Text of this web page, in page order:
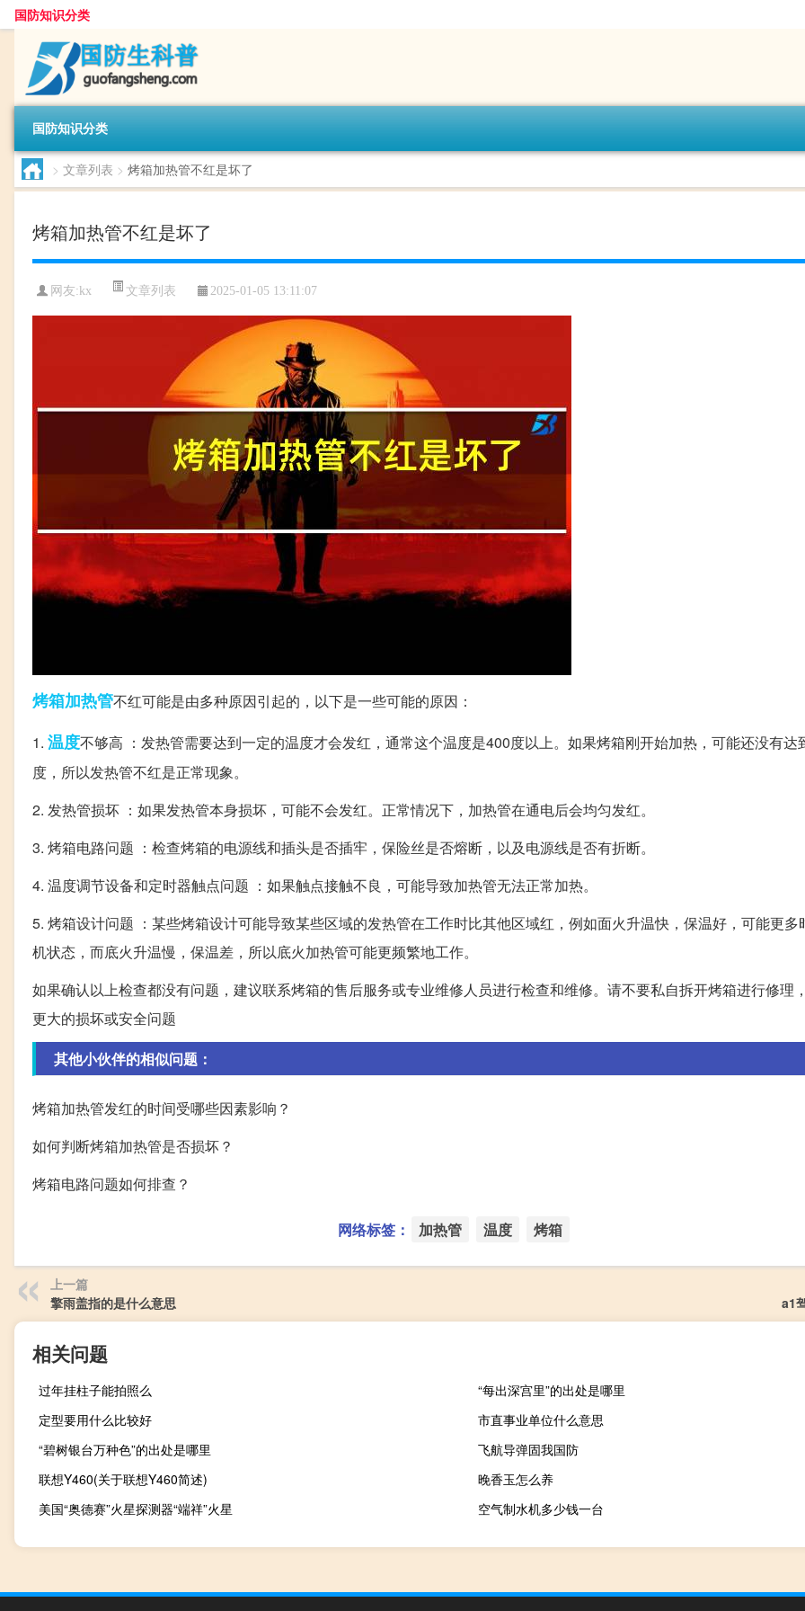
国防知识分类
国防知识分类
> 文章列表 > 烤箱加热管不红是坏了
烤箱加热管不红是坏了
网友:kx 文章列表 2025-01-05 13:11:07
烤箱加热管不红可能是由多种原因引起的，以下是一些可能的原因：
1. 温度不够高 ：发热管需要达到一定的温度才会发红，通常这个温度是400度以上。如果烤箱刚开始加热，可能还没有达
度，所以发热管不红是正常现象。
2. 发热管损坏 ：如果发热管本身损坏，可能不会发红。正常情况下，加热管在通电后会均匀发红。
3. 烤箱电路问题 ：检查烤箱的电源线和插头是否插牢，保险丝是否熔断，以及电源线是否有折断。
4. 温度调节设备和定时器触点问题 ：如果触点接触不良，可能导致加热管无法正常加热。
5. 烤箱设计问题 ：某些烤箱设计可能导致某些区域的发热管在工作时比其他区域红，例如面火升温快，保温好，可能更多
机状态，而底火升温慢，保温差，所以底火加热管可能更频繁地工作。
如果确认以上检查都没有问题，建议联系烤箱的售后服务或专业维修人员进行检查和维修。请不要私自拆开烤箱进行修理
更大的损坏或安全问题
其他小伙伴的相似问题：
烤箱加热管发红的时间受哪些因素影响？
如何判断烤箱加热管是否损坏？
烤箱电路问题如何排查？
网络标签： 加热管 温度 烤箱
上一篇
擎雨盖指的是什么意思
a1
相关问题
过年挂柱子能拍照么
“每出深宫里”的出处是哪里
定型要用什么比较好
市直事业单位什么意思
“碧树银台万种色”的出处是哪里
飞航导弹固我国防
联想Y460(关于联想Y460简述)
晚香玉怎么养
美国“奥德赛”火星探测器“端祥”火星
空气制水机多少钱一台